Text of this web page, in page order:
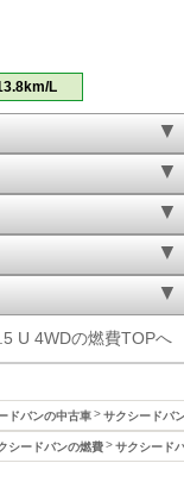
L
U 4WDの燃費TOPへ
ドバンの中古車 サクシードバ
シードバンの燃費 サクシード